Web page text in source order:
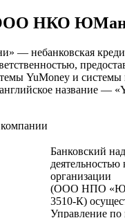
ООО НКО
небанковская
YuMoney и
название —
Банковский
деятельностью
организации
(ООО НПО
3510-К)
Управление по